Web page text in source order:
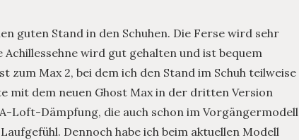
guten Stand in den Schuhen. Die Ferse wird sehr
wird gut gehalten und ist bequem
Max 2, bei dem ich den Stand im Schuh teilweise
mit dem neuen Ghost Max in der dritten Version
Loft-Dämpfung, die auch schon im Vorgängermodell
Dennoch habe ich beim aktuellen Modell